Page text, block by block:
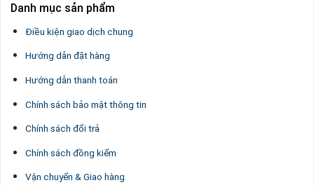
Danh mục sản phẩm
Điều kiện giao dịch chung
Hướng dẫn đặt hàng
Hướng dẫn thanh toán
Chính sách bảo mật thông tin
Chính sách đổi trả
Chính sách đồng kiểm
Vận chuyển & Giao hàng